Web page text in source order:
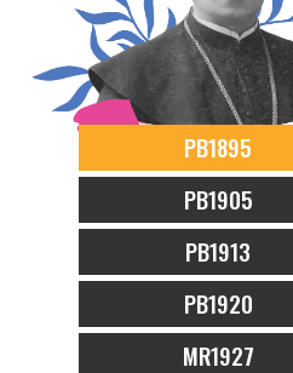
PB1895
PB1905
PB1913
PB1920
MR1927